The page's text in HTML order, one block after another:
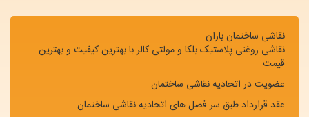
نقاشی ساختمان باران
نقاشی روغنی پلاستیک بلکا و مولتی کالر با بهترین کیفیت و بهترین
قیمت
عضویت در اتحادیه نقاشی ساختمان
عقد قرارداد طبق سر فصل های اتحادیه نقاشی ساختمان